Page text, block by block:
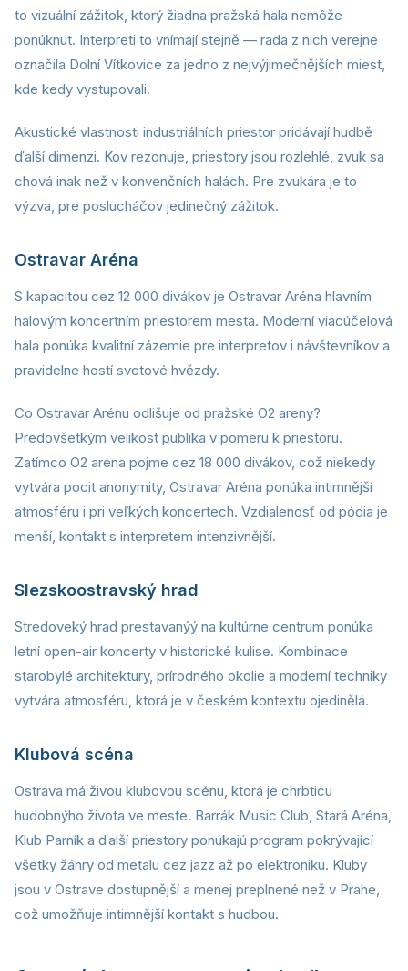
to vizuální zážitok, ktorý žiadna pražská hala nemôže
ponúknut. Interpreti to vnímají stejně — rada z nich verejne
označila Dolní Vítkovice za jedno z nejvýjimečnějších miest,
kde kedy vystupovali.
Akustické vlastnosti industriálních priestor pridávají hudbě
ďalší dimenzi. Kov rezonuje, priestory jsou rozlehlé, zvuk sa
chová inak než v konvenčních halách. Pre zvukára je to
výzva, pre poslucháčov jedinečný zážitok.
Ostravar Aréna
S kapacitou cez 12 000 divákov je Ostravar Aréna hlavním
halovým koncertním priestorem mesta. Moderní viacúčelová
hala ponúka kvalitní zázemie pre interpretov i návštevníkov a
pravidelne hostí svetové hvězdy.
Co Ostravar Arénu odlišuje od pražské O2 areny?
Predovšetkým velikost publika v pomeru k priestoru.
Zatímco O2 arena pojme cez 18 000 divákov, což niekedy
vytvára pocit anonymity, Ostravar Aréna ponúka intimnější
atmosféru i pri veľkých koncertech. Vzdialenosť od pódia je
menší, kontakt s interpretem intenzivnější.
Slezskoostravský hrad
Stredoveký hrad prestavanýý na kultúrne centrum ponúka
letní open-air koncerty v historické kulise. Kombinace
starobylé architektury, prírodného okolie a moderní techniky
vytvára atmosféru, ktorá je v českém kontextu ojedinělá.
Klubová scéna
Ostrava má živou klubovou scénu, ktorá je chrbticu
hudobnýho života ve meste. Barrák Music Club, Stará Aréna,
Klub Parník a ďalší priestory ponúkajú program pokrývající
všetky žánry od metalu cez jazz až po elektroniku. Kluby
jsou v Ostrave dostupnější a menej preplnené než v Prahe,
což umožňuje intimnější kontakt s hudbou.